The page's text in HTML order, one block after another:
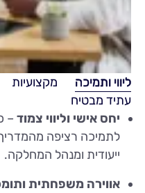
ליווי ותמיכה מקצועיות
עתיד מבטיח
יחס אישי וליווי צמוד –
לתמיכה רציפה
ייעודית ומנהל המחלקה.
אווירה משפחתית